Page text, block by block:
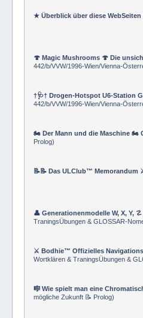
★ Überblick über diese
🍄 Magic Mushrooms 🍄 Die
442/b/VVW/1996-Wien/Vienna-
†🩺† Drogen-Hotspot U6-Station
442/b/VVW/1996-Wien/Vienna-
🏍 Der Mann und die Maschine 🏍
Prolog)
📝📝 Das ULClub™
👤 Generationenmodelle W, X, Y,
TraningsÜbungen & GLOSSAR-
⚔️ Bodhie™ Offizielles
Wortklären & TraningsÜbungen &
🎼 Wie spielt man eine
mögliche Zukunft 📝 Prolog)